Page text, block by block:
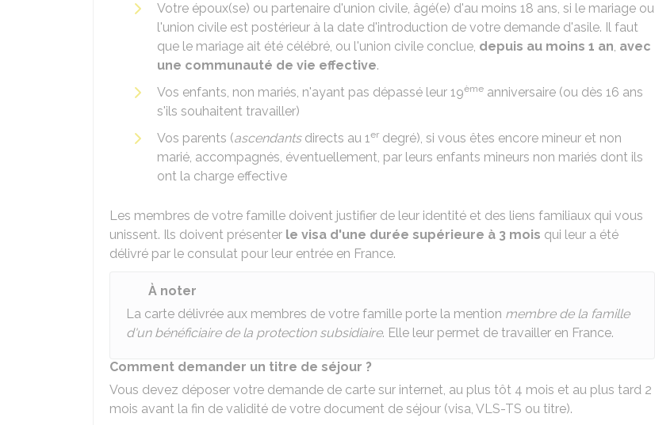
Votre époux(se) ou partenaire d'union civile, âgé(e) d'au moins 18 ans, si le mariage ou
l'union civile est postérieur à la date d'introduction de votre demande d'asile. Il faut
que le mariage ait été célébré, ou l'union civile conclue, depuis au moins 1 an, avec
une communauté de vie effective.
Vos enfants, non mariés, n'ayant pas dépassé leur 19ème anniversaire (ou dès 16 ans
s'ils souhaitent travailler)
Vos parents (ascendantsdirects au 1er degré), si vous êtes encore mineur et non
marié, accompagnés, éventuellement, par leurs enfants mineurs non mariés dont ils
ont la charge effective
Les membres de votre famille doivent justifier de leur identité et des liens familiaux qui vous
unissent. Ils doivent présenter le visa d'une durée supérieure à 3 mois qui leur a été
délivré par le consulat pour leur entrée en France.
À noter
La carte délivrée aux membres de votre famille porte la mention membre de la famille
d'un bénéficiaire de la protection subsidiaire. Elle leur permet de travailler en France.
Comment demander un titre de séjour ?
Vous devez déposer votre demande de carte sur internet, au plus tôt 4 mois et au plus tard 2
mois avant la fin de validité de votre document de séjour (visa, VLS-TS ou titre).